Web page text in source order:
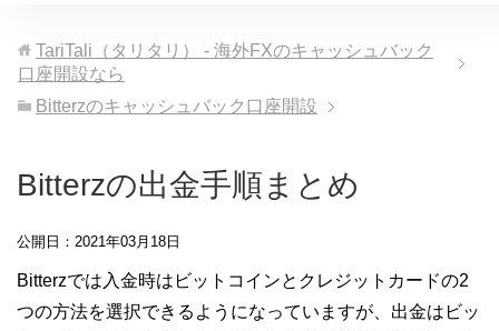
TariTali（タリタリ） - 海外FXのキャッシュバック
口座開設なら
Bitterzのキャッシュバック口座開設
Bitterzの出金手順まとめ
公開日：2021年03月18日
Bitterzでは入金時はビットコインとクレジットカードの2
つの方法を選択できるようになっていますが、出金はビッ